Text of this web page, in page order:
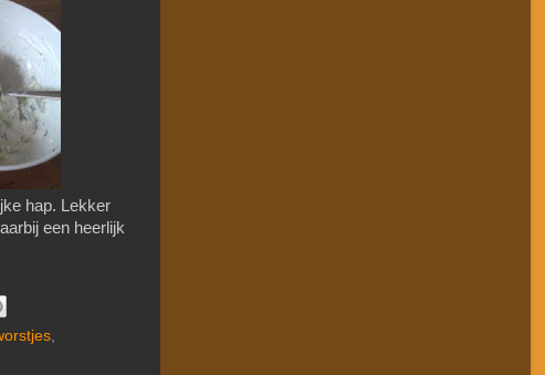
hap. Lekker
een heerlijk
,